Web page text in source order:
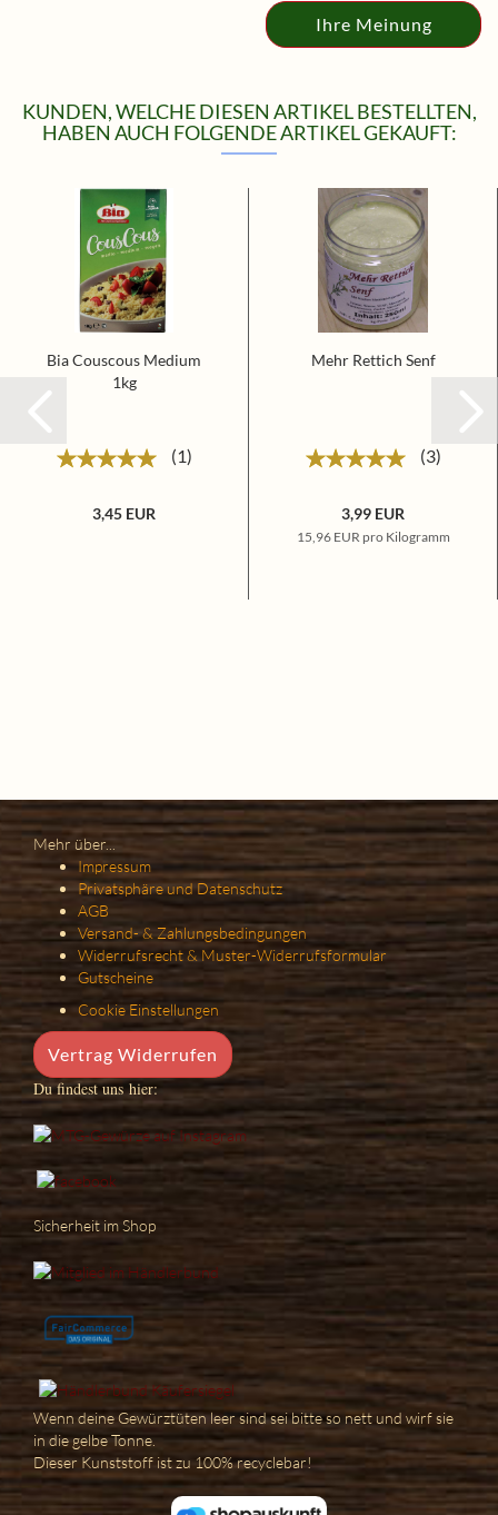
Ihre Meinung
KUNDEN, WELCHE DIESEN ARTIKEL BESTELLTEN,
HABEN AUCH FOLGENDE ARTIKEL GEKAUFT:
Bia Couscous Medium
1kg
1
3,45 EUR
Mehr Rettich Senf
3
3,99 EUR
15,96 EUR pro Kilogramm
Mehr über...
Impressum
Privatsphäre und Datenschutz
AGB
Versand- & Zahlungsbedingungen
Widerrufsrecht & Muster-Widerrufsformular
Gutscheine
Cookie Einstellungen
Vertrag Widerrufen
Du findest uns hier:
Sicherheit im Shop
Wenn deine Gewürztüten leer sind sei bitte so nett und wirf sie
in die gelbe Tonne.
Dieser Kunststoff ist zu 100% recyclebar!